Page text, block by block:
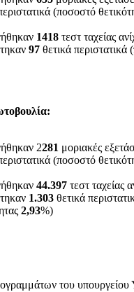
(ποσοστό
1418 τεστ ταχείας
97 θετικά περιστατικά
2281 μοριακές
(ποσοστό
44.397 τεστ ταχείας
1.303 θετικά
2,93%)
του υπουργείου